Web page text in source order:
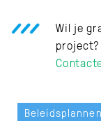
Wil je
project?
Beleidsplannen